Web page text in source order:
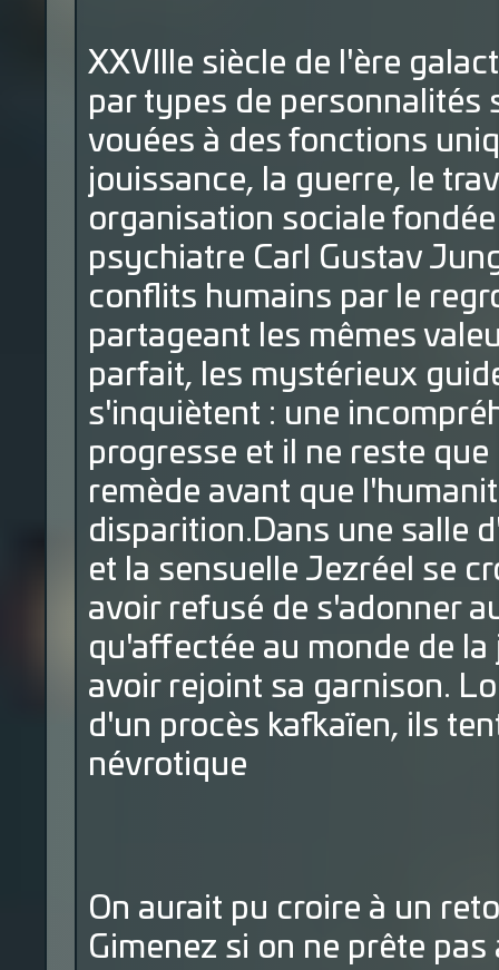
XXVIIIe siècle de l'ère
par types de personnalités
vouées à des fonctions
jouissance, la guerre, le
organisation sociale
psychiatre Carl Gustav
conflits humains par le
partageant les mêmes
parfait, les mystérieux
s'inquiètent : une
progresse et il ne reste
remède avant que
disparition.Dans une salle
et la sensuelle Jezréel se
avoir refusé de s'adonner
qu'affectée au monde de
avoir rejoint sa garnison.
d'un procès kafkaïen, ils
névrotique
On aurait pu croire à un
Gimenez si on ne prête